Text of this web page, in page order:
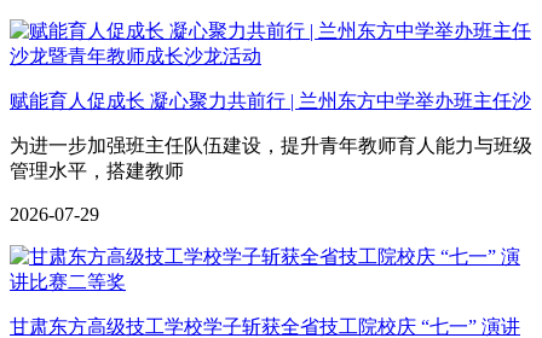
赋能育人促成长 凝心聚力共前行 | 兰州东方中学举办班主任沙
为进一步加强班主任队伍建设，提升青年教师育人能力与班级
管理水平，搭建教师
2026-07-29
甘肃东方高级技工学校学子斩获全省技工院校庆 “七一” 演讲